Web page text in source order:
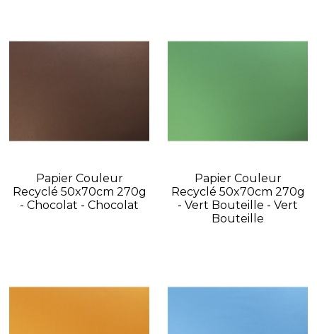
Papier Couleur
Recyclé 50x70cm 270g
- Chocolat - Chocolat
Papier Couleur
Recyclé 50x70cm 270g
- Vert Bouteille - Vert
Bouteille